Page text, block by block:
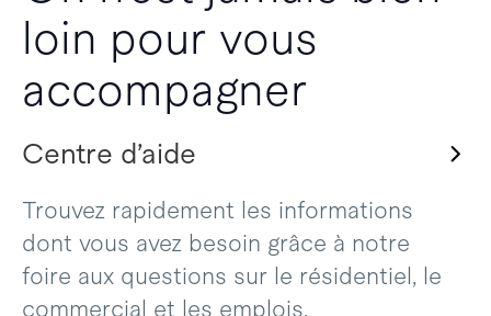
loin pour vous
accompagner
Centre d’aide
Trouvez rapidement les informations
dont vous avez besoin grâce à notre
foire aux questions sur le résidentiel, le
commercial et les emplois.